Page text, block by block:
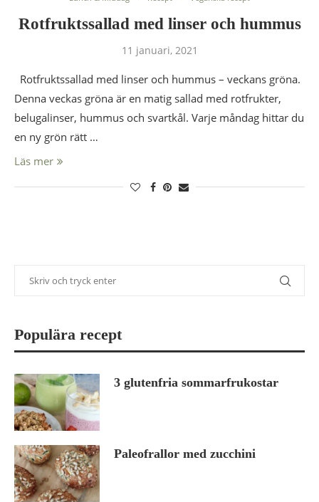
Rotfruktssallad med linser och hummus
11 januari, 2021
Rotfruktssallad med linser och hummus – veckans gröna.
Denna veckas gröna är en matig sallad med rotfrukter,
belugalinser, hummus och svartkål. Varje måndag hittar du
en ny grön rätt …
Läs mer
Populära recept
3 glutenfria sommarfrukostar
Paleofrallor med zucchini